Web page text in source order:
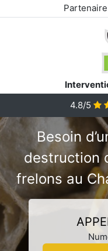
4.8/5
Besoin
destruction
frelons au